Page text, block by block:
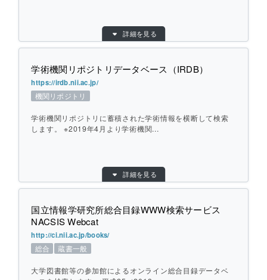
断して検索します。国立国会図書館の蔵書
も横断検索できます。:国立国会図書館デジ
国立国会図書館サーチ(NDLサーチ)に統合
されました。
個別ページを開く
蔵書一般
提供元： 国立国会図書館
地域： その他
横断方式： あらかじめ収集した情報を検索
ひとこと紹介： 全国の図書館で作成・所蔵されている点字
図書・録音図書の総合目録を検索します。
個別ページを開く
詳細を見る
学術機関リポジトリデータベース（IRDB）
https://irdb.nii.ac.jp/
機関リポジトリ
学術機関リポジトリに蓄積された学術情報を横断して検索
します。 ※2019年4月より学術機関...
機関リポジトリ
提供元： 国立情報学研究所
地域： その他
横断方式： 対象のデータベースを横断して検索
を横断して検索します。
詳細を見る
国立情報学研究所総合目録WWW検索サービス
NACSIS Webcat
http://ci.nii.ac.jp/books/
総合 蔵書一般
大学図書館等の参加館によるオンライン総合目録データベ